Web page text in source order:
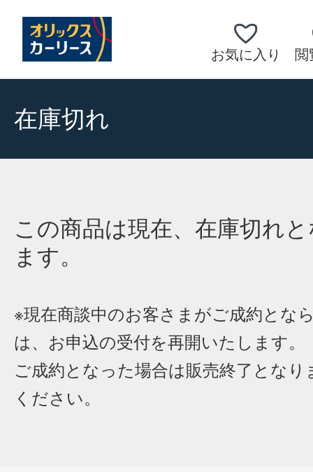
お気に入り 閲
在庫切れ
この商品は現在、在庫切れ
ます。
※現在商談中のお客さまがご成約とな
は、お申込の受付を再開いたします。
ご成約となった場合は販売終了となり
ください。